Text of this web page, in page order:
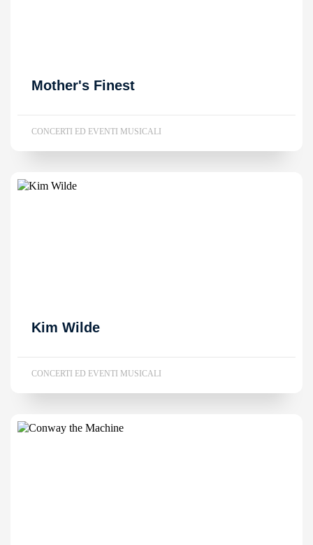
Mother's Finest
CONCERTI ED EVENTI MUSICALI
Kim Wilde
CONCERTI ED EVENTI MUSICALI